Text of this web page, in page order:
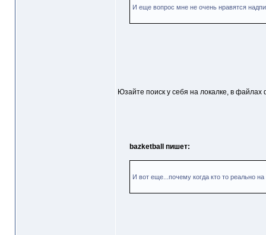
И еще вопрос мне не очень нравятся
Юзайте поиск у себя на локалке, в
bazketball пишет:
И вот еще...почему когда кто то реально